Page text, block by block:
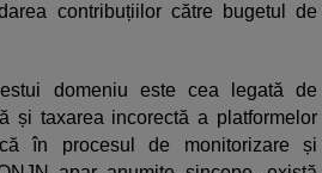
contribuțiilor către bugetul de
domeniu este cea legată de
și taxarea incorectă a platformelor
în procesul de monitorizare și